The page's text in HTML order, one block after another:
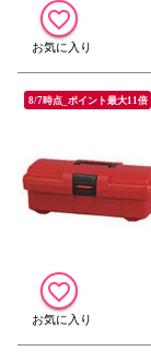
8/7時点_ポイント最大11倍